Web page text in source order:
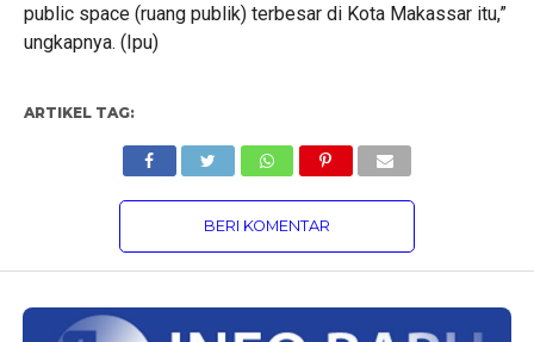
public space (ruang publik) terbesar di Kota Makassar itu,”
ungkapnya. (Ipu)
ARTIKEL TAG:
BERI KOMENTAR